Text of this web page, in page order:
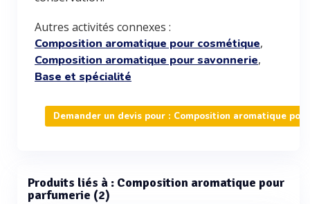
Autres activités connexes :
Composition aromatique pour cosmétique,
Composition aromatique pour savonnerie,
Base et spécialité
Demander un devis pour : Composition aromatique
Produits liés à : Composition aromatique pour
parfumerie (2)